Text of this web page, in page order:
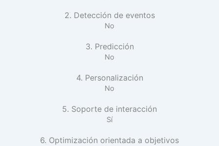
2. Detección de eventos
No
3. Predicción
No
4. Personalización
No
5. Soporte de interacción
Sí
6. Optimización orientada a objetivos